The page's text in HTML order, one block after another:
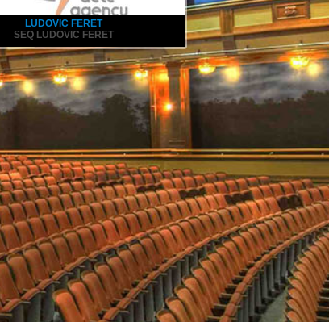
LUDOVIC FERET
SEQ LUDOVIC FERET